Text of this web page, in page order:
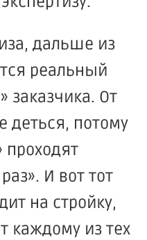
дальше из
реальный
заказчика. От
деться, потому
проходят
И вот тот
на стройку,
каждому из тех